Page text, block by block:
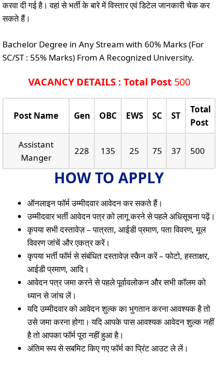
करवा दी गई है। वहां से भर्ती के बारे में विस्तार एवं डिटेल जानकारी चेक कर
सकते हैं।
Bachelor Degree in Any Stream with 60% Marks (For
SC/ST : 55% Marks) From A Recognized University.
VACANCY DETAILS : Total Post 500
Post Name Gen OBC EWS SC ST
Total
Post
Assistant
Manger
228 135 25 75 37 500
HOW TO APPLY
ऑनलाइन फॉर्म उम्मीदवार आवेदन कर सकते हैं।
उम्मीदवार भर्ती आवेदन पत्र को लागू करने से पहले अधिसूचना पढ़ें।
कृपया सभी दस्तावेज़ – पात्रता, आईडी प्रमाण, पता विवरण, मूल
विवरण जांचें और एकत्र करें।
कृपया भर्ती फॉर्म से संबंधित दस्तावेज़ स्कैन करें – फोटो, हस्ताक्षर,
आईडी प्रमाण, आदि।
आवेदन पत्र जमा करने से पहले पूर्वावलोकन और सभी कॉलम को
ध्यान से जांच लें।
यदि उम्मीदवार को आवेदन शुल्क का भुगतान करना आवश्यक है तो
उसे जमा करना होगा। यदि आपके पास आवश्यक आवेदन शुल्क नहीं
है तो आपका फॉर्म पूरा नहीं हुआ है।
अंतिम रूप से सबमिट किए गए फॉर्म का प्रिंट आउट ले लें।